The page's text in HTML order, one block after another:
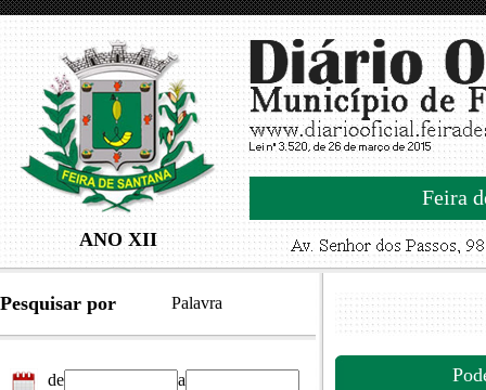
ANO XII
Feira
Pesquisar por Palavra
de a